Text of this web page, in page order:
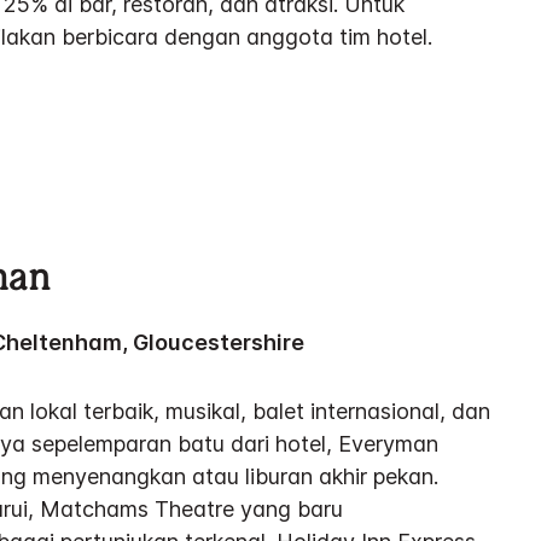
berbicara dengan anggota tim hotel.
Gloucestershire
lokal terbaik, musikal, balet internasional, dan
sepelemparan batu dari hotel, Everyman
menyenangkan atau liburan akhir pekan.
Matchams Theatre yang baru